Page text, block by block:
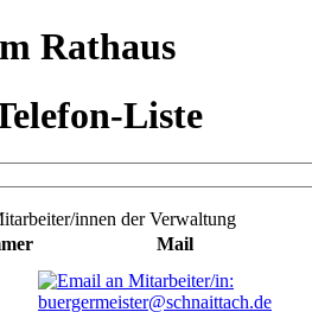
Rathaus
Liste
innen der Verwaltung
Mail